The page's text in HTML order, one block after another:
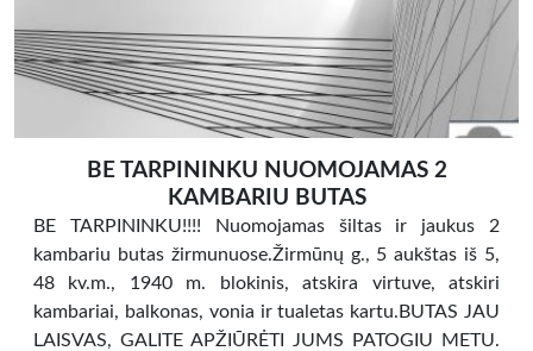
BE TARPININKU NUOMOJAMAS 2
KAMBARIU BUTAS
BE TARPININKU!!!! Nuomojamas šiltas ir jaukus 2
kambariu butas žirmunuose.Žirmūnų g., 5 aukštas iš 5,
48 kv.m., 1940 m. blokinis, atskira virtuve, atskiri
kambariai, balkonas, vonia ir tualetas kartu.BUTAS JAU
LAISVAS, GALITE APŽIŪRĖTI JUMS PATOGIU METU.